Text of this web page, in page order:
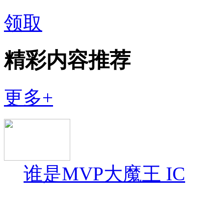
领取
精彩内容推荐
更多+
谁是MVP大魔王 IC